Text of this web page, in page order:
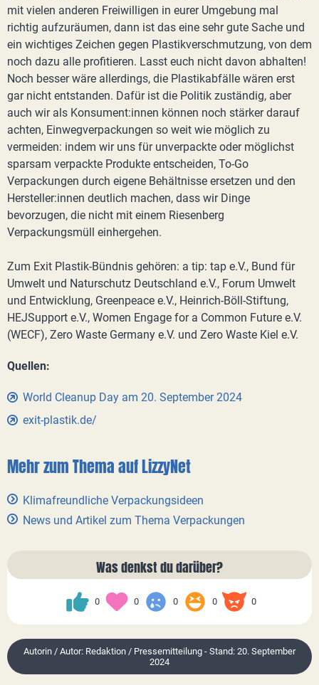
mit vielen anderen Freiwilligen in eurer Umgebung mal
richtig aufzuräumen, dann ist das eine sehr gute Sache und
ein wichtiges Zeichen gegen Plastikverschmutzung, von dem
noch dazu alle profitieren. Lasst euch nicht davon abhalten!
Noch besser wäre allerdings, die Plastikabfälle wären erst
gar nicht entstanden. Dafür ist die Politik zuständig, aber
auch wir als Konsument:innen können noch stärker darauf
achten, Einwegverpackungen so weit wie möglich zu
vermeiden: indem wir uns für unverpackte oder möglichst
sparsam verpackte Produkte entscheiden, To-Go
Verpackungen durch eigene Behältnisse ersetzen und den
Hersteller:innen deutlich machen, dass wir Dinge
bevorzugen, die nicht mit einem Riesenberg
Verpackungsmüll einhergehen.
Zum Exit Plastik-Bündnis gehören: a tip: tap e.V., Bund für
Umwelt und Naturschutz Deutschland e.V., Forum Umwelt
und Entwicklung, Greenpeace e.V., Heinrich-Böll-Stiftung,
HEJSupport e.V., Women Engage for a Common Future e.V.
(WECF), Zero Waste Germany e.V. und Zero Waste Kiel e.V.
Quellen:
World Cleanup Day am 20. September 2024
exit-plastik.de/
Mehr zum Thema auf LizzyNet
Klimafreundliche Verpackungsideen
News und Artikel zum Thema Verpackungen
Was denkst du darüber?
0 0 0 0 0
Autorin / Autor: Redaktion / Pressemitteilung - Stand: 20. September
2024